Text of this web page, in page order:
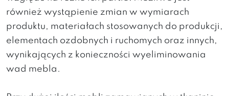
również wystąpienie zmian w wymiarach
produktu, materiałach stosowanych do produkcji,
elementach ozdobnych i ruchomych oraz innych,
wynikających z konieczności wyeliminowania
wad mebla.